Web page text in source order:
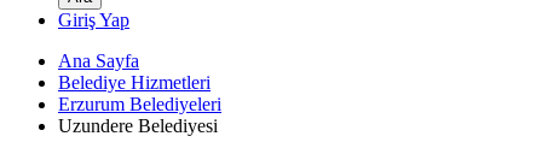
Giriş Yap
Ana Sayfa
Belediye Hizmetleri
Erzurum Belediyeleri
Uzundere Belediyesi